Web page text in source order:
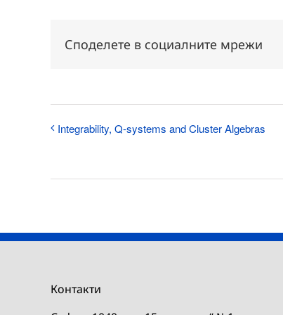
Споделете в социалните мрежи
Integrability, Q-systems and Cluster Algebras
Контакти